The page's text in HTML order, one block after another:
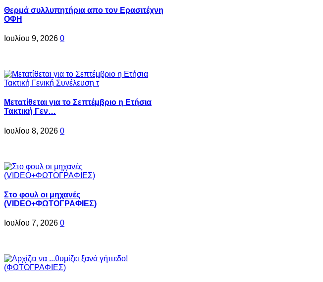
Θερμά συλλυπητήρια απο τον Ερασιτέχνη
ΟΦΗ
Ιουλίου 9, 2026 0
Μετατίθεται για το Σεπτέμβριο η Ετήσια
Τακτική Γεν…
Ιουλίου 8, 2026 0
Στο φουλ οι μηχανές
(VIDEO+ΦΩΤΟΓΡΑΦΙΕΣ)
Ιουλίου 7, 2026 0